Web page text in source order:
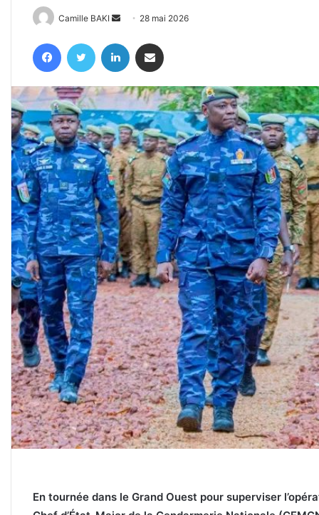
Camille BAKI
Envoyer
courriel
28 mai 2026
FacebookTwitter Linkedin
En tournée dans le Grand Ouest pour superviser